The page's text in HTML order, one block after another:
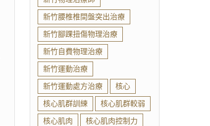
新竹腰椎椎間盤突出治療
新竹腳踝扭傷物理治療
新竹自費物理治療
新竹運動治療
新竹運動處方治療
核心
核心肌群訓練
核心肌群較弱
核心肌肉
核心肌肉控制力